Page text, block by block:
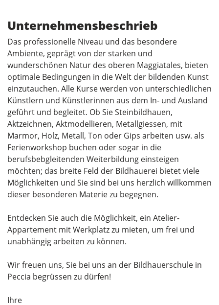
Unternehmensbeschrieb
Das professionelle Niveau und das besondere
Ambiente, geprägt von der starken und
wunderschönen Natur des oberen Maggiatales, bieten
optimale Bedingungen in die Welt der bildenden Kunst
einzutauchen. Alle Kurse werden von unterschiedlichen
Künstlern und Künstlerinnen aus dem In- und Ausland
geführt und begleitet. Ob Sie Steinbildhauen,
Aktzeichnen, Aktmodellieren, Metallgiessen, mit
Marmor, Holz, Metall, Ton oder Gips arbeiten usw. als
Ferienworkshop buchen oder sogar in die
berufsbebgleitenden Weiterbildung einsteigen
möchten; das breite Feld der Bildhauerei bietet viele
Möglichkeiten und Sie sind bei uns herzlich willkommen
dieser besonderen Materie zu begegnen.
Entdecken Sie auch die Möglichkeit, ein Atelier-
Appartement mit Werkplatz zu mieten, um frei und
unabhängig arbeiten zu können.
Wir freuen uns, Sie bei uns an der Bildhauerschule in
Peccia begrüssen zu dürfen!
Ihre